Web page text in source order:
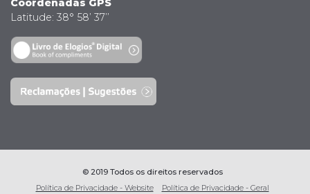
Coordenadas GPS
Latitude: 38° 58’ 37’’
© 2019 Todos os direitos reservados
Política de Privacidade - Website
Política de Privacidade - Geral